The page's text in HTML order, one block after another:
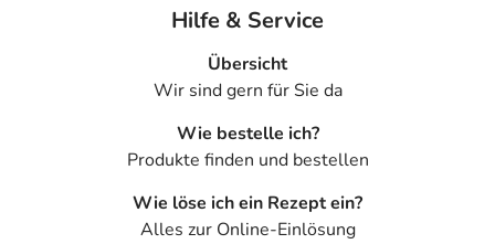
Hilfe & Service
Übersicht
Wir sind gern für Sie da
Wie bestelle ich?
Produkte finden und bestellen
Wie löse ich ein Rezept ein?
Alles zur Online-Einlösung